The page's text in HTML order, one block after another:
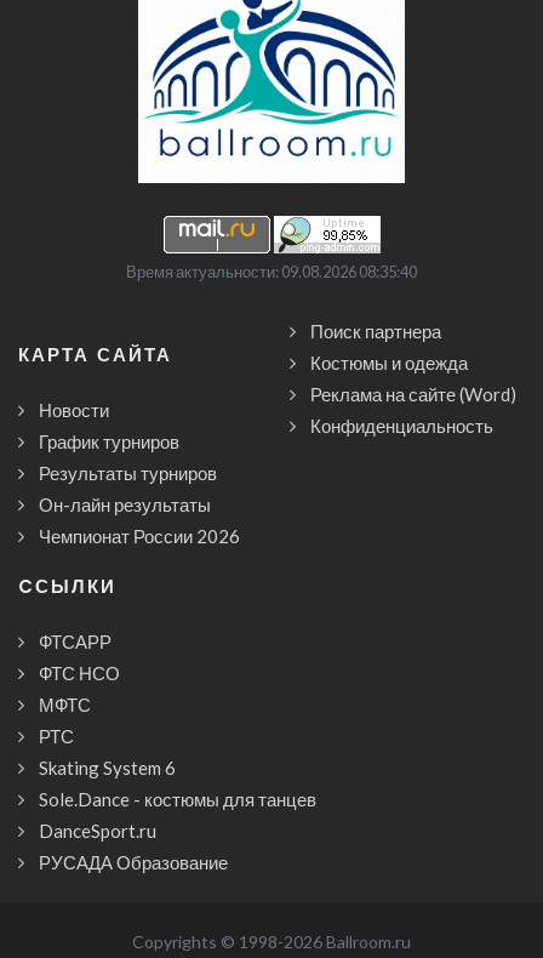
Время актуальности: 09.08.2026 08:35:40
КАРТА САЙТА
Новости
График турниров
Результаты турниров
Он-лайн результаты
Чемпионат России 2026
Поиск партнера
Костюмы и одежда
Реклама на сайте (Word)
Конфиденциальность
CСЫЛКИ
ФТСАРР
ФТС НСО
МФТС
РТС
Skating System 6
Sole.Dance - костюмы для танцев
DanceSport.ru
РУСАДА Образование
Copyrights © 1998-2026 Ballroom.ru